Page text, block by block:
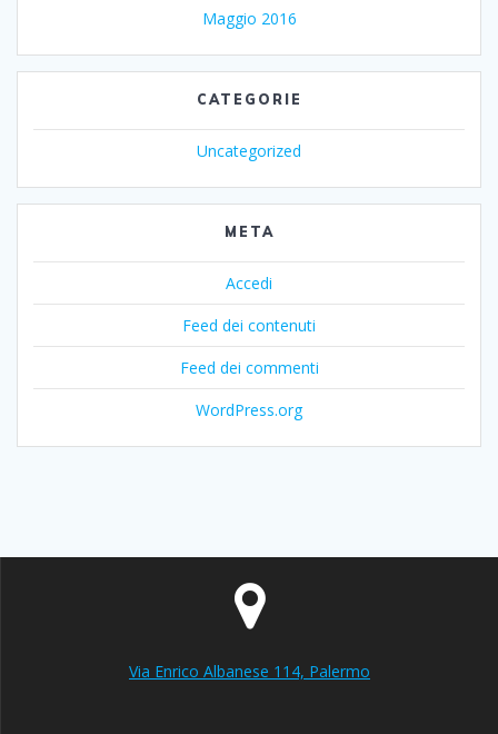
Maggio 2016
CATEGORIE
Uncategorized
META
Accedi
Feed dei contenuti
Feed dei commenti
WordPress.org
Via Enrico Albanese 114, Palermo